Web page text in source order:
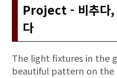
Project - 비추다,
다
The light fixtures in the
beautiful pattern on the